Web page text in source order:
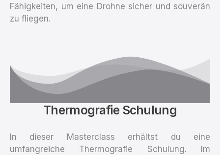
Fähigkeiten, um eine Drohne sicher und souverän
zu fliegen.
Thermografie Schulung
In dieser Masterclass erhältst du eine
umfangreiche Thermografie Schulung. Im